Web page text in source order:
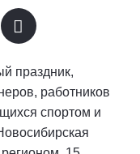
праздник,
работников
спортом и